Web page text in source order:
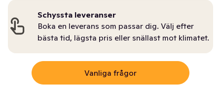
Schyssta leveranser
Boka en leverans som passar dig. Välj efter
bästa tid, lägsta pris eller snällast mot klimatet.
Vanliga frågor